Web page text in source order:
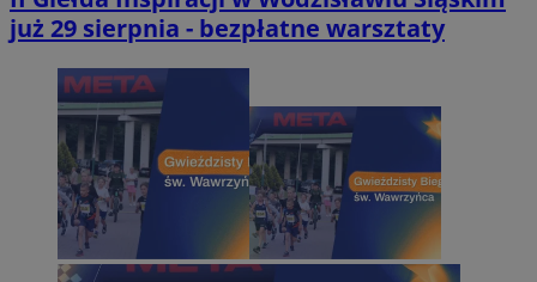
już 29 sierpnia - bezpłatne warsztaty